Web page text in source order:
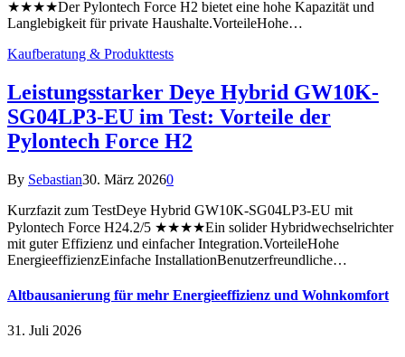
★★★★Der Pylontech Force H2 bietet eine hohe Kapazität und
Langlebigkeit für private Haushalte.VorteileHohe…
Kaufberatung & Produkttests
Leistungsstarker Deye Hybrid GW10K-
SG04LP3-EU im Test: Vorteile der
Pylontech Force H2
By Sebastian30. März 20260
Kurzfazit zum TestDeye Hybrid GW10K-SG04LP3-EU mit
Pylontech Force H24.2/5 ★★★★Ein solider Hybridwechselrichter
mit guter Effizienz und einfacher Integration.VorteileHohe
EnergieeffizienzEinfache InstallationBenutzerfreundliche…
Altbausanierung für mehr Energieeffizienz und Wohnkomfort
31. Juli 2026